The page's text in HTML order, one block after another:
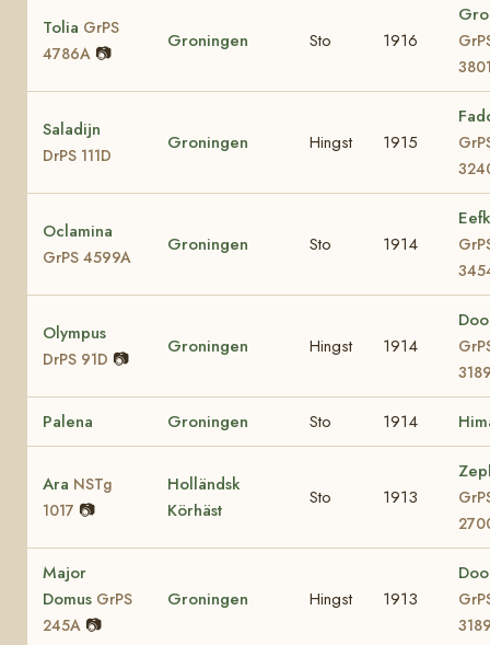
Tolia GrPS
4786A 📷
Groningen Sto 1916
Saladijn
DrPS 111D
Groningen Hingst 1915
Oclamina
GrPS 4599A
Groningen Sto 1914
Olympus
DrPS 91D 📷
Groningen Hingst 1914
Palena Groningen Sto 1914
Ara NSTg
1017 📷
Holländsk
Körhäst
Sto 1913
Major
Domus GrPS
245A 📷
Groningen Hingst 1913